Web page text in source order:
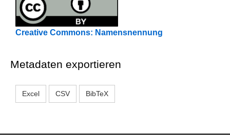
Creative Commons: Namensnennung
Metadaten exportieren
Excel CSV BibTeX